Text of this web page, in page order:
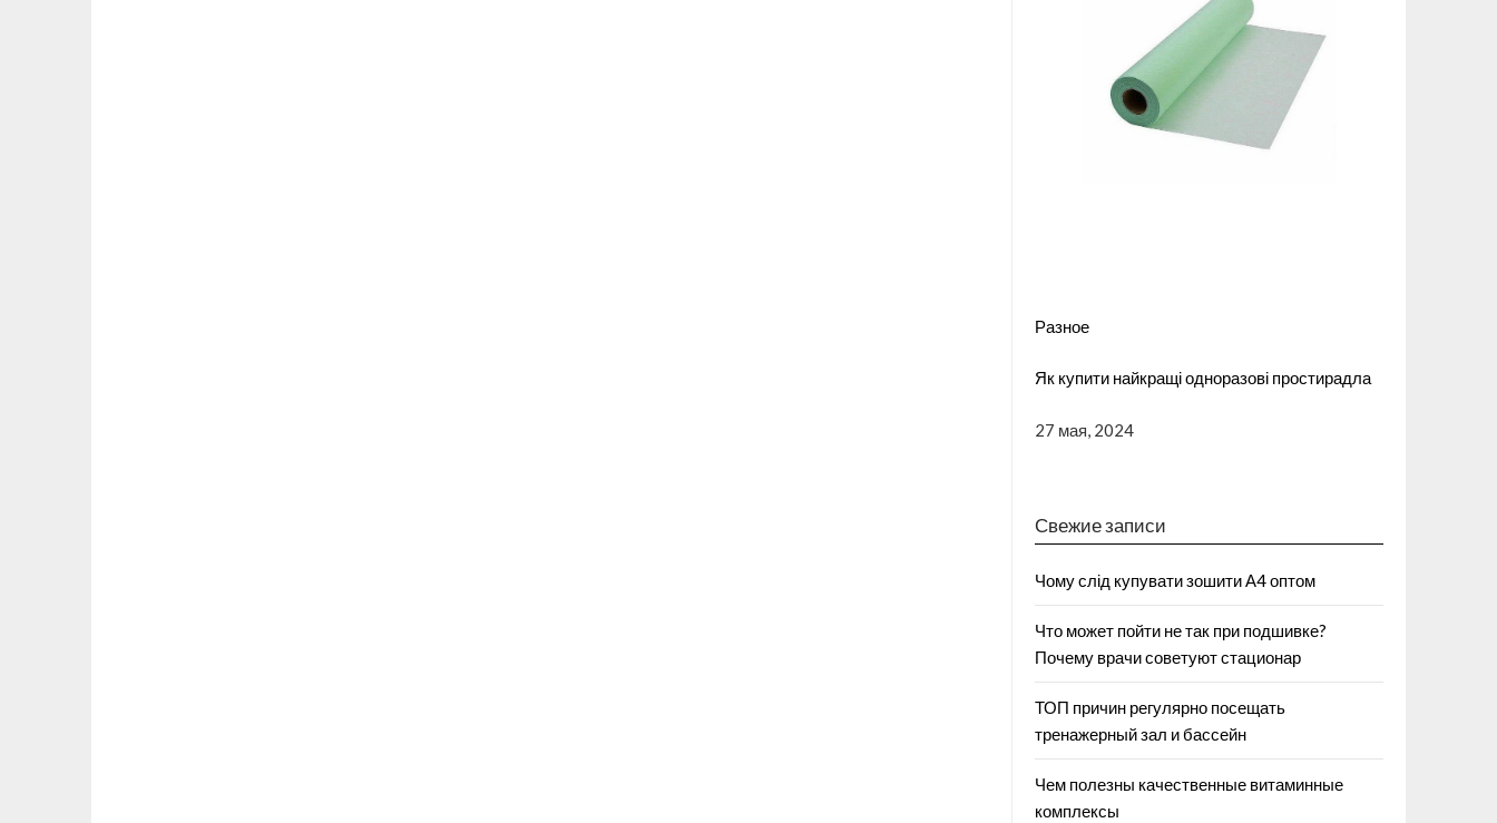
Разное
Як купити найкращі одноразові простирадла
27 мая, 2024
Свежие записи
Чому слід купувати зошити А4 оптом
Что может пойти не так при подшивке?
Почему врачи советуют стационар
ТОП причин регулярно посещать
тренажерный зал и бассейн
Чем полезны качественные витаминные
комплексы